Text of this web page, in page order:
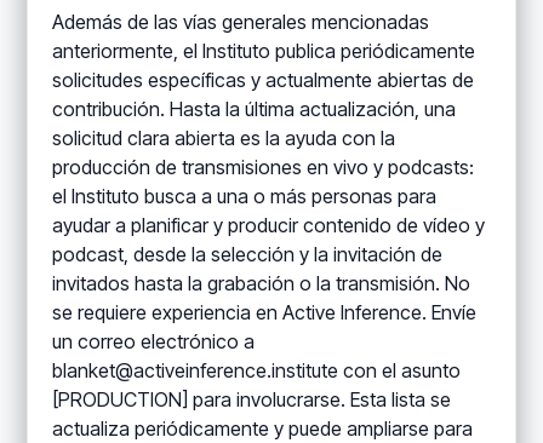
Además de las vías generales mencionadas
anteriormente, el Instituto publica periódicamente
solicitudes específicas y actualmente abiertas de
contribución. Hasta la última actualización, una
solicitud clara abierta es la ayuda con la
producción de transmisiones en vivo y podcasts:
el Instituto busca a una o más personas para
ayudar a planificar y producir contenido de vídeo y
podcast, desde la selección y la invitación de
invitados hasta la grabación o la transmisión. No
se requiere experiencia en Active Inference. Envíe
un correo electrónico a
blanket@activeinference.institute con el asunto
[PRODUCTION] para involucrarse. Esta lista se
actualiza periódicamente y puede ampliarse para